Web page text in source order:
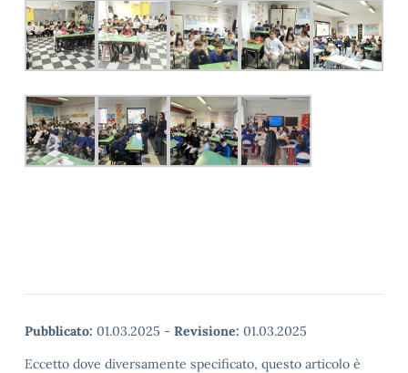
Pubblicato: 01.03.2025 - Revisione: 01.03.2025
Eccetto dove diversamente specificato, questo articolo è